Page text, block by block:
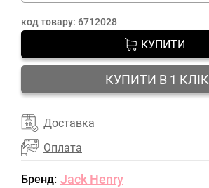
код товару: 6712028
КУПИТИ
КУПИТИ В 1 КЛІК
Доставка
Оплата
Бренд: Jack Henry